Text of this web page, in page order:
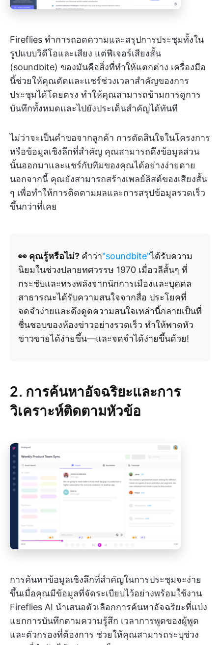
Fireflies ทำการถอดความและสรุปการประชุมทั้งใน
รูปแบบวิดีโอและเสียง แต่ฟีเจอร์เสียงสั้น
(soundbite) ของมันคือสิ่งที่ทำให้แตกต่าง เครื่องมือ
นี้ช่วยให้คุณตัดและแชร์ช่วงเวลาสำคัญของการ
ประชุมได้โดยตรง ทำให้คุณสามารถข้ามการดูการ
บันทึกทั้งหมดและไปยังประเด็นสำคัญได้ทันที
ไม่ว่าจะเป็นคำขอจากลูกค้า การตัดสินใจในโครงการ
หรือข้อมูลเชิงลึกที่สำคัญ คุณสามารถดึงข้อมูลส่วน
นั้นออกมาและแชร์กับทีมของคุณได้อย่างง่ายดาย
นอกจากนี้ คุณยังสามารถสร้างเพลย์ลิสต์ของเสียงสั้น
ๆ เพื่อทำให้การติดตามผลและการสรุปข้อมูลรวดเร็ว
ขึ้นกว่าที่เคย
👀 คุณรู้หรือไม่? คำว่า"soundbite"ได้รับความ
นิยมในช่วงปลายทศวรรษ 1970 เมื่อวลีสั้นๆ ที่
กระชับและทรงพลังจากนักการเมืองและบุคคล
สาธารณะได้รับความสนใจจากสื่อ ประโยคที่
จดจำง่ายและดึงดูดความสนใจเหล่านี้กลายเป็นที่
ชื่นชอบของห้องข่าวอย่างรวดเร็ว ทำให้พาดหัว
ข่าวขายได้ง่ายขึ้น—และจดจำได้ง่ายขึ้นด้วย!
2. การค้นหาอัจฉริยะและการ
วิเคราะห์ติดตามหัวข้อ
การค้นหาข้อมูลเชิงลึกที่สำคัญในการประชุมจะง่าย
ขึ้นเมื่อคุณมีข้อมูลที่จัดระเบียบไว้อย่างพร้อมใช้งาน
Fireflies AI นำเสนอตัวเลือกการค้นหาอัจฉริยะที่แบ่ง
แยกการบันทึกตามความรู้สึก เวลาการพูดของผู้พูด
และตัวกรองที่ต้องการ ช่วยให้คุณสามารถระบุช่วง